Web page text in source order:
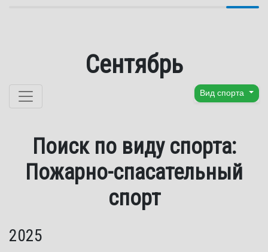
Сентябрь
Перейти к содержанию Вид спорта
Поиск по виду спорта:
Пожарно-спасательный
спорт
2025